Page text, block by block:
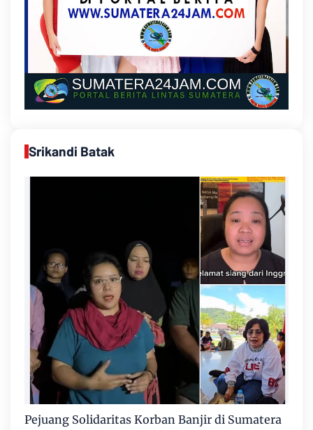
Srikandi Batak
Pejuang Solidaritas Korban Banjir di Sumatera